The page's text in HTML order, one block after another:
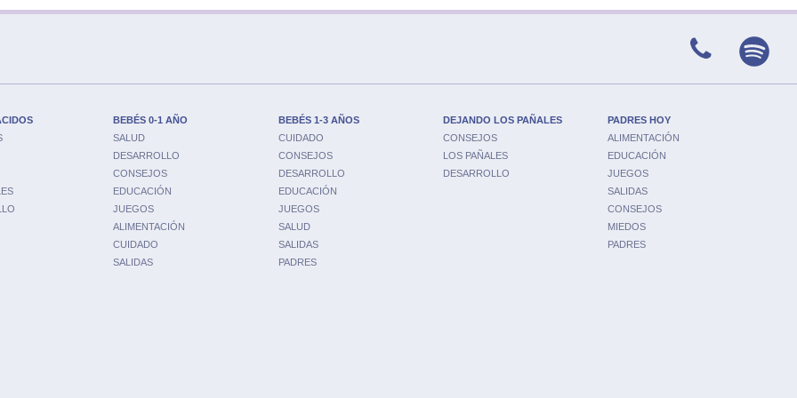
BEBÉS 0-1 AÑO
SALUD
DESARROLLO
CONSEJOS
EDUCACIÓN
JUEGOS
ALIMENTACIÓN
CUIDADO
SALIDAS
BEBÉS 1-3 AÑOS
CUIDADO
CONSEJOS
DESARROLLO
EDUCACIÓN
JUEGOS
SALUD
SALIDAS
PADRES
DEJANDO LOS PAÑALES
CONSEJOS
LOS PAÑALES
DESARROLLO
PADRES HOY
ALIMENTACIÓN
EDUCACIÓN
JUEGOS
SALIDAS
CONSEJOS
MIEDOS
PADRES